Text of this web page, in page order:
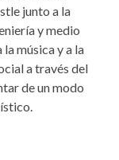
junto a la
y medio
música y a la
a través del
de un modo